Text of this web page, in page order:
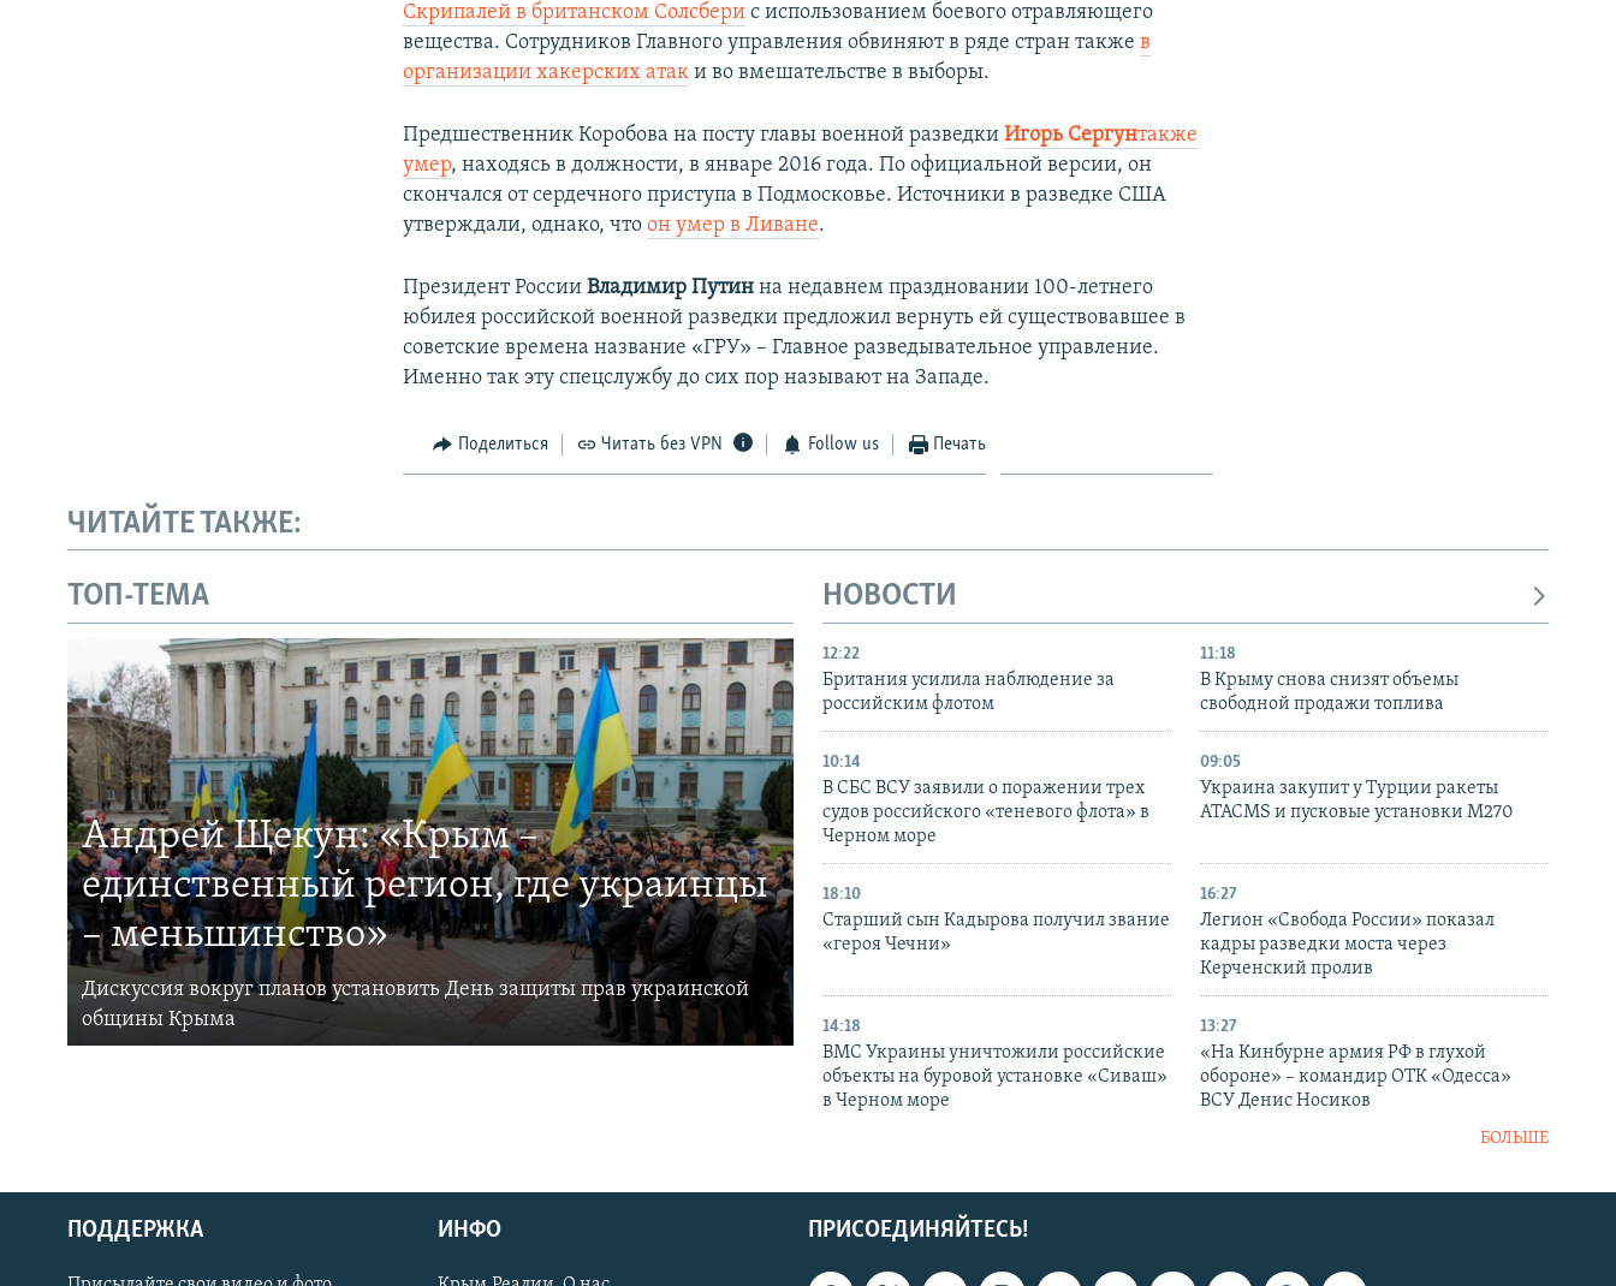
Українською
Скрипалей в британском Солсбери с использованием боевого отравляющего
вещества. Сотрудников Главного управления обвиняют в ряде стран такжев
организации хакерских атак и во вмешательстве в выборы.
Предшественник Коробова на посту главы военной разведкиИгорь Сергунтакже
умер, находясь в должности, в январе 2016 года. По официальной версии, он
скончался от сердечного приступа в Подмосковье. Источники в разведке США
утверждали, однако, чтоон умер в Ливане.
Президент РоссииВладимир Путин на недавнем праздновании 100-летнего
юбилея российской военной разведки предложил вернуть ей существовавшее в
советские времена название «ГРУ» – Главное разведывательное управление.
Именно так эту спецслужбу до сих пор называют на Западе.
Поделиться Читать без VPN Follow us Печать
ЧИТАЙТЕ ТАКЖЕ:
ТОП-ТЕМА
Андрей Щекун: «Крым –
единственный регион, где украинцы
– меньшинство»
Дискуссия вокруг планов установить День защиты прав украинской
общины Крыма
НОВОСТИ
12:22
Британия усилила наблюдение за
российским флотом
11:18
В Крыму снова снизят объемы
свободной продажи топлива
10:14
В СБС ВСУ заявили о поражении трех
судов российского «теневого флота» в
Черном море
09:05
Украина закупит у Турции ракеты
ATACMS и пусковые установки M270
18:10
Старший сын Кадырова получил звание
«героя Чечни»
16:27
Легион «Свобода России» показал
кадры разведки моста через
Керченский пролив
14:18
ВМС Украины уничтожили российские
объекты на буровой установке «Сиваш»
в Черном море
13:27
«На Кинбурне армия РФ в глухой
обороне» – командир ОТК «Одесса»
ВСУ Денис Носиков
БОЛЬШЕ
ПРИСОЕДИНЯЙТЕСЬ!
ПОДДЕРЖКА ИНФО